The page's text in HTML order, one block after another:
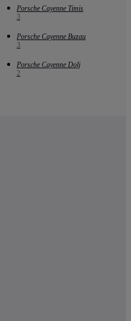
Porsche Cayenne Timis
3
Porsche Cayenne Buzau
3
Porsche Cayenne Dolj
2